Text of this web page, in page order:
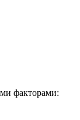
факторами: